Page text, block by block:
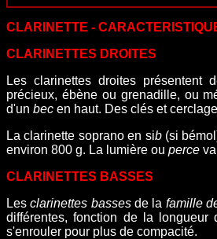
CLARINETTE -
CLARINETTES DROITES
Les clarinettes droites présentent
précieux, ébène ou grenadille, ou
d'un bec en haut. Des clés et
La clarinette soprano en sib(si
environ 800 g. La lumière ou perce
CLARINETTES BASSES
Lesclarinettes bassesde la famille
différentes, fonction de la
s'enrouler pour plus de compacité.